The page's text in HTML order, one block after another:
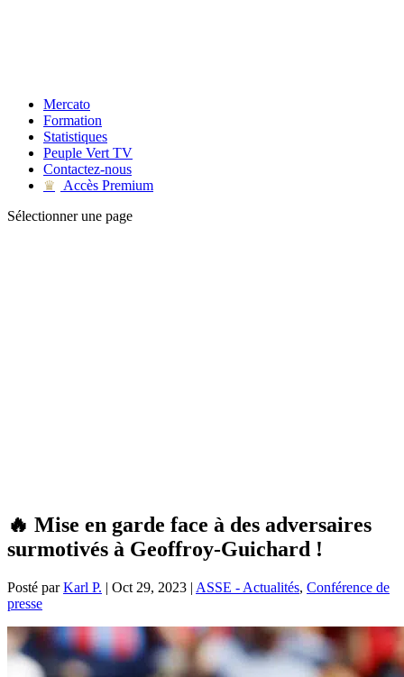
Mercato
Formation
Statistiques
Peuple Vert TV
Contactez-nous
♛
Accès Premium
Sélectionner une page
🔥 Mise en garde face à des adversaires
surmotivés à Geoffroy-Guichard !
Posté parKarl P. | Oct 29, 2023 | ASSE - Actualités, Conférence de
presse